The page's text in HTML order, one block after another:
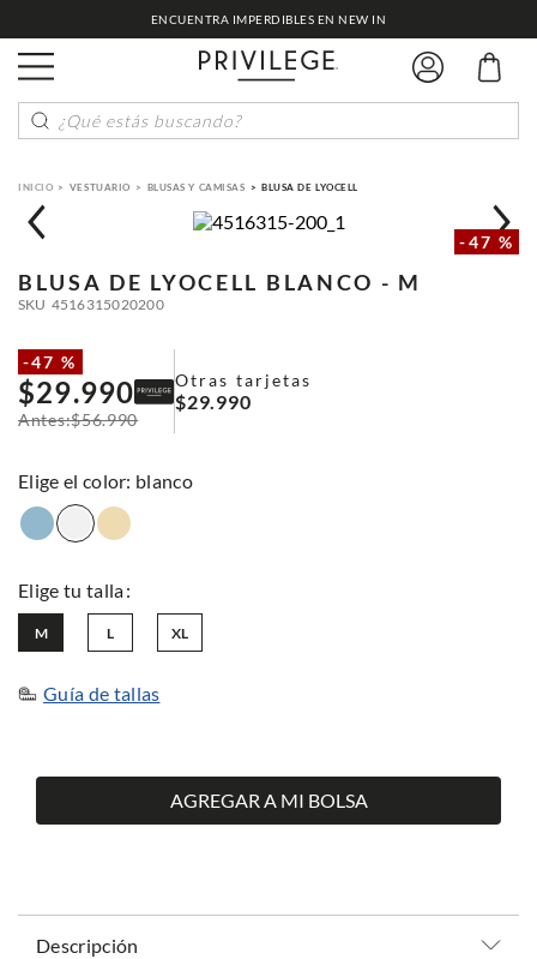
ENCUENTRA IMPERDIBLES EN NEW IN
¿Qué estás buscando?
VESTUARIO BLUSAS Y CAMISAS BLUSA DE LYOCELL
-47 %
BLUSA DE LYOCELL BLANCO - M
SKU 4516315020200
-47 %
$29.990
$56.990
Otras tarjetas
$29.990
: blanco
L
M XL
Guía de tallas
AGREGAR A MI BOLSA
Descripción